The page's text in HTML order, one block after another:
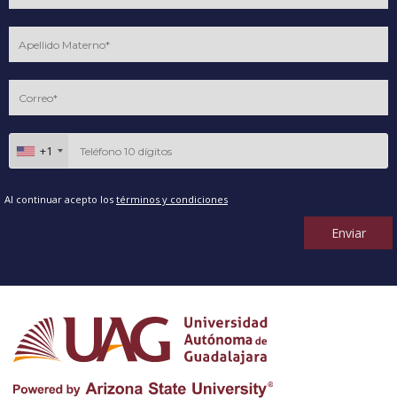
+1
Al continuar acepto los términos y condiciones
Enviar